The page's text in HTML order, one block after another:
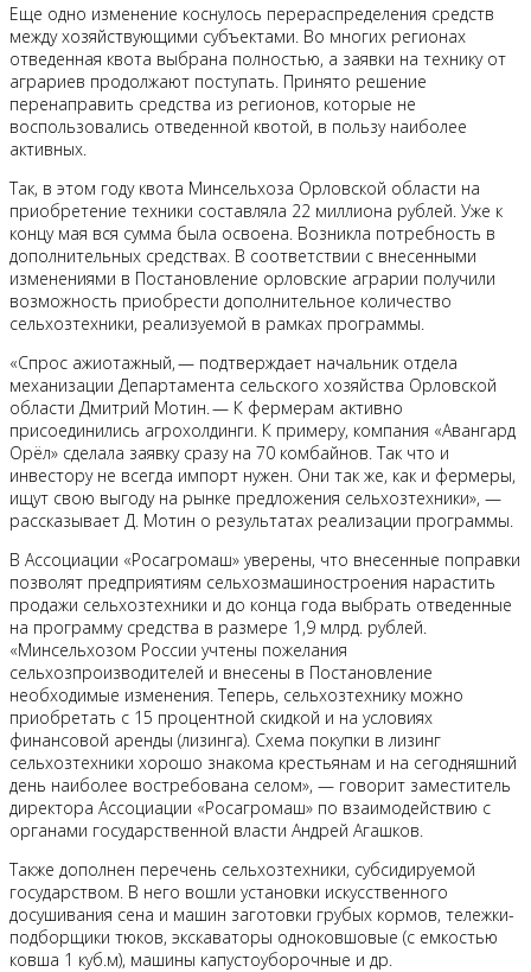
Еще одно изменение коснулось перераспределения средств
между хозяйствующими субъектами. Во многих регионах
отведенная квота выбрана полностью, а заявки на технику от
аграриев продолжают поступать. Принято решение
перенаправить средства из регионов, которые не
воспользовались отведенной квотой, в пользу наиболее
активных.
Так, в этом году квота Минсельхоза Орловской области на
приобретение техники составляла 22 миллиона рублей. Уже к
концу мая вся сумма была освоена. Возникла потребность в
дополнительных средствах. В соответствии с внесенными
изменениями в Постановление орловские аграрии получили
возможность приобрести дополнительное количество
сельхозтехники, реализуемой в рамках программы.
«Спрос ажиотажный, — подтверждает начальник отдела
механизации Департамента сельского хозяйства Орловской
области Дмитрий Мотин. — К фермерам активно
присоединились агрохолдинги. К примеру, компания «Авангард
Орёл» сделала заявку сразу на 70 комбайнов. Так что и
инвестору не всегда импорт нужен. Они так же, как и фермеры,
ищут свою выгоду на рынке предложения сельхозтехники», —
рассказывает Д. Мотин о результатах реализации программы.
В Ассоциации «Росагромаш» уверены, что внесенные поправки
позволят предприятиям сельхозмашиностроения нарастить
продажи сельхозтехники и до конца года выбрать отведенные
на программу средства в размере 1,9 млрд. рублей.
«Минсельхозом России учтены пожелания
сельхозпроизводителей и внесены в Постановление
необходимые изменения. Теперь, сельхозтехнику можно
приобретать с 15 процентной скидкой и на условиях
финансовой аренды (лизинга). Схема покупки в лизинг
сельхозтехники хорошо знакома крестьянам и на сегодняшний
день наиболее востребована селом», — говорит заместитель
директора Ассоциации «Росагромаш» по взаимодействию с
органами государственной власти Андрей Агашков.
Также дополнен перечень сельхозтехники, субсидируемой
государством. В него вошли установки искусственного
досушивания сена и машин заготовки грубых кормов, тележки-
подборщики тюков, экскаваторы одноковшовые (с емкостью
ковша 1 куб.м), машины капустоуборочные и др.